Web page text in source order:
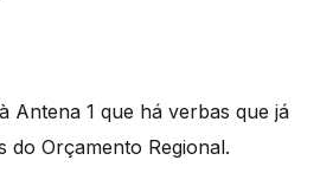
Antena 1 que há verbas que já
do Orçamento Regional.